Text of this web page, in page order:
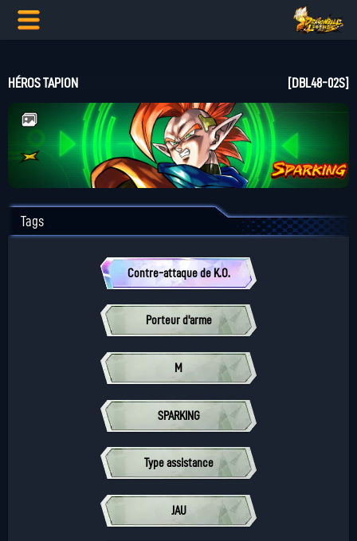
HÉROS TAPION [DBL48-02S]
Tags
Contre-attaque de K.O.
Porteur d'arme
M
SPARKING
Type assistance
JAU